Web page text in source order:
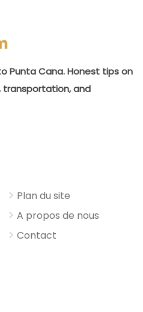
Punta Cana. Honest tips on
transportation, and
Plan du site
A propos de nous
Contact